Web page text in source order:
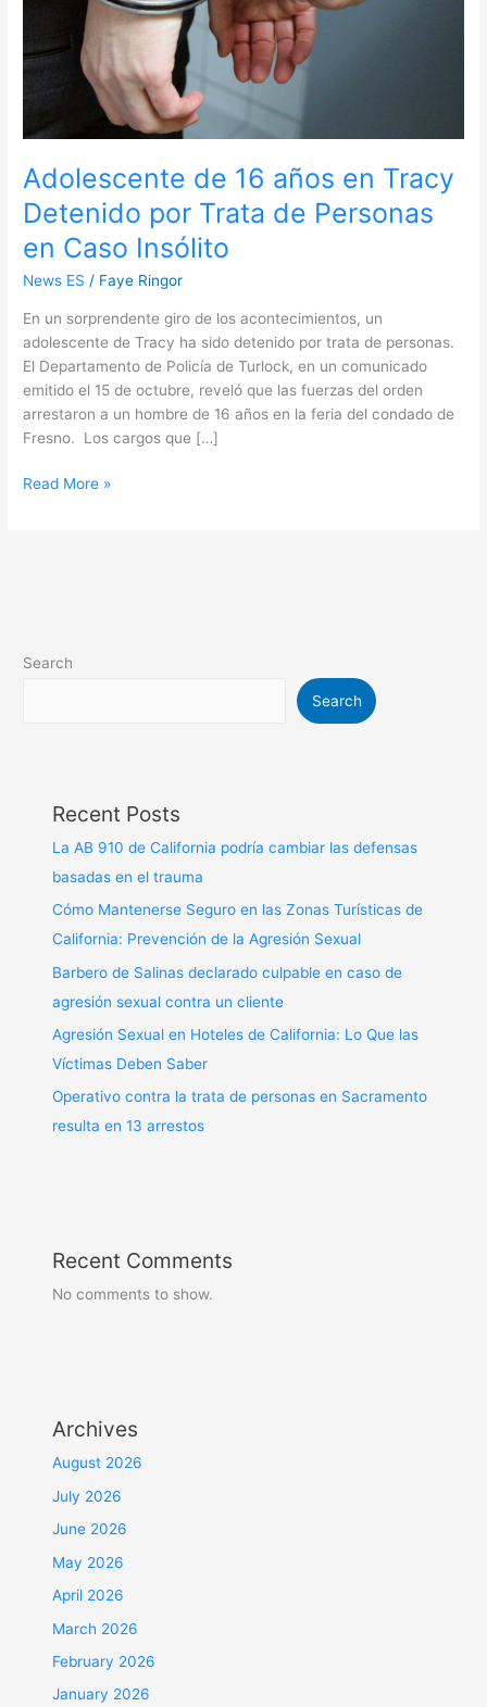
Adolescente de 16 años en Tracy
Detenido por Trata de Personas
en Caso Insólito
News ES / Faye Ringor
En un sorprendente giro de los acontecimientos, un
adolescente de Tracy ha sido detenido por trata de personas.
El Departamento de Policía de Turlock, en un comunicado
emitido el 15 de octubre, reveló que las fuerzas del orden
arrestaron a un hombre de 16 años en la feria del condado de
Fresno. Los cargos que […]
Trata
de
Personas
Caso
Insólito
Read More »
Search
Search
Recent Posts
La AB 910 de California podría cambiar las defensas
basadas en el trauma
Cómo Mantenerse Seguro en las Zonas Turísticas de
California: Prevención de la Agresión Sexual
Barbero de Salinas declarado culpable en caso de
agresión sexual contra un cliente
Agresión Sexual en Hoteles de California: Lo Que las
Víctimas Deben Saber
Operativo contra la trata de personas en Sacramento
resulta en 13 arrestos
Recent Comments
No comments to show.
Archives
August 2026
July 2026
June 2026
May 2026
April 2026
March 2026
February 2026
January 2026